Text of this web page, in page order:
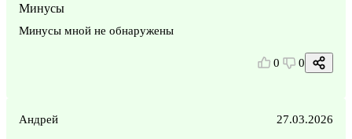
Минусы
Минусы мной не обнаружены
0 0
Андрей 27.03.2026